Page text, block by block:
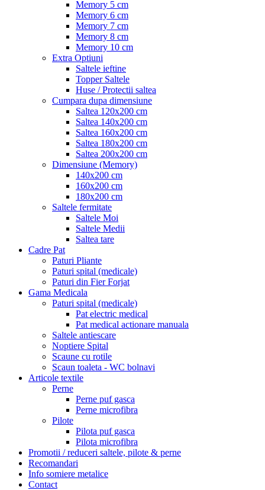
Memory 5 cm
Memory 6 cm
Memory 7 cm
Memory 8 cm
Memory 10 cm
Extra Optiuni
Saltele ieftine
Topper Saltele
Huse / Protectii saltea
Cumpara dupa dimensiune
Saltea 120x200 cm
Saltea 140x200 cm
Saltea 160x200 cm
Saltea 180x200 cm
Saltea 200x200 cm
Dimensiune (Memory)
140x200 cm
160x200 cm
180x200 cm
Saltele fermitate
Saltele Moi
Saltele Medii
Saltea tare
Cadre Pat
Paturi Pliante
Paturi spital (medicale)
Paturi din Fier Forjat
Gama Medicala
Paturi spital (medicale)
Pat electric medical
Pat medical actionare manuala
Saltele antiescare
Noptiere Spital
Scaune cu rotile
Scaun toaleta - WC bolnavi
Articole textile
Perne
Perne puf gasca
Perne microfibra
Pilote
Pilota puf gasca
Pilota microfibra
Promotii / reduceri saltele, pilote & perne
Recomandari
Info somiere metalice
Contact